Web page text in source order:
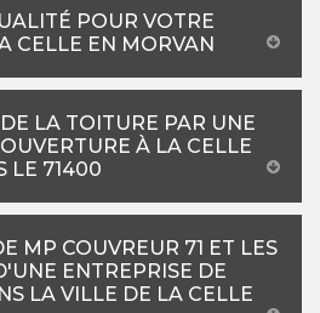
POUR VOTRE
CELLE EN MORVAN
LA TOITURE PAR UNE
À LA CELLE
LE 71400
MP COUVREUR 71 ET LES
ENTREPRISE DE
LA VILLE DE LA CELLE